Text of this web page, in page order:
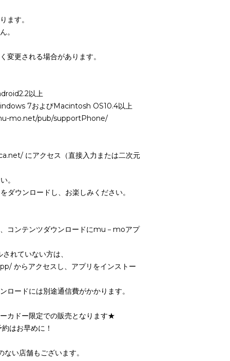
ます。
。
変更される場合があります。
以上
7およびMacintosh OS10.4以上
mo.net/pub/supportPhone/
にアクセス（直接入力または二次元
。
ダウンロードし、お楽しみください。
コンテンツダウンロードにmu－moアプ
れていない方は、
からアクセスし、アプリをインストー
ロードには別途通信費がかかります。
カドー限定での販売となります★
はお早めに！
い店舗もございます。